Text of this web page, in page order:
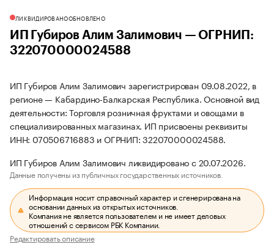
ЛИКВИДИРОВАНООБНОВЛЕНО
ИП Губиров Алим Залимович — ОГРНИП:
322070000024588
ИП Губиров Алим Залимович зарегистрирован 09.08.2022, в
регионе — Кабардино-Балкарская Республика. Основной вид
деятельности: Торговля розничная фруктами и овощами в
специализированных магазинах. ИП присвоены реквизиты
ИНН: 070506716883 и ОГРНИП: 322070000024588.
ИП Губиров Алим Залимович ликвидировано с 20.07.2026.
Данные получены из публичных государственных источников.
Информация носит справочный характер и сгенерирована на
основании данных из открытых источников.
Компания не является пользователем и не имеет деловых
отношений с сервисом РБК Компании.
Редактировать описание